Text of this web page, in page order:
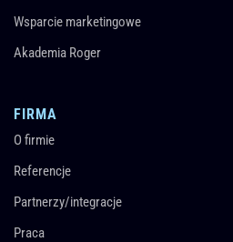
Wsparcie marketingowe
Akademia Roger
FIRMA
O firmie
Referencje
Partnerzy/integracje
Praca